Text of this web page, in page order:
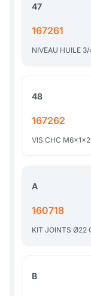
47
167261
NIVEAU HUILE
48
167262
VIS CHC
A
160718
KIT JOINTS Ø22
B